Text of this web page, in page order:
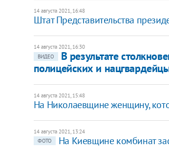
14 августа 2021, 16:48
Штат Представительства
14 августа 2021, 16:30
ВИДЕО
В результате
полицейских и
14 августа 2021, 15:48
На Николаевщине женщину,
14 августа 2021, 13:24
ФОТО
На Киевщине комбинат